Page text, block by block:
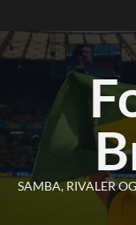
to
content
SAMBA, RIVALER